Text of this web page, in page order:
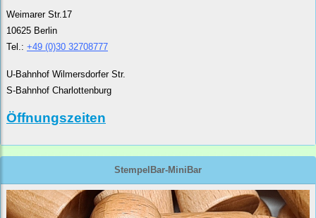
Weimarer Str.17
10625 Berlin
Tel.: +49 (0)30 32708777
U-Bahnhof Wilmersdorfer Str.
S-Bahnhof Charlottenburg
Öffnungszeiten
StempelBar-MiniBar